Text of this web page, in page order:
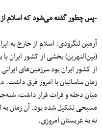
-پس چطور گفته می‌شود که اسلام
آرمین لنگرودی: اسلام از خارج به
(بین‌النهرین) بخشی از کشور ایران
از کشور ایران بود سرزمین‌های
زمان ساسانیان با امروز فرق
میان دجله و فرات قرار داشت،
مسیحی تشکیل شده بود. آن زمان
نه به عربستان امروزی.